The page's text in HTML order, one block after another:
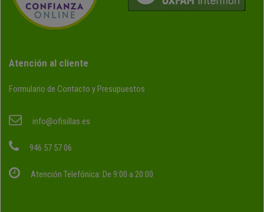
Atención al cliente
Formulario de Contacto y Presupuestos
info@ofisillas.es
946 57 57 06
Atención Telefónica: De 9:00 a 20:00